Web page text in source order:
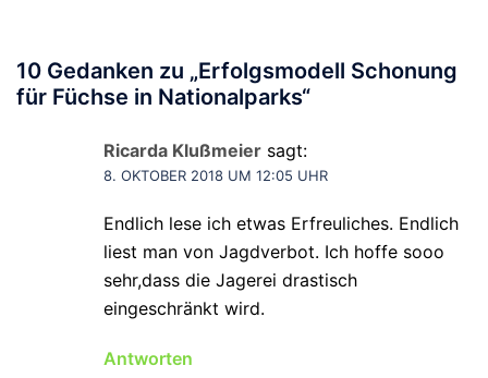
10 Gedanken zu „Erfolgsmodell Schonung
für Füchse in Nationalparks“
Ricarda Klußmeier sagt:
8. OKTOBER 2018 UM 12:05 UHR
Endlich lese ich etwas Erfreuliches. Endlich
liest man von Jagdverbot. Ich hoffe sooo
sehr,dass die Jagerei drastisch
eingeschränkt wird.
Antworten